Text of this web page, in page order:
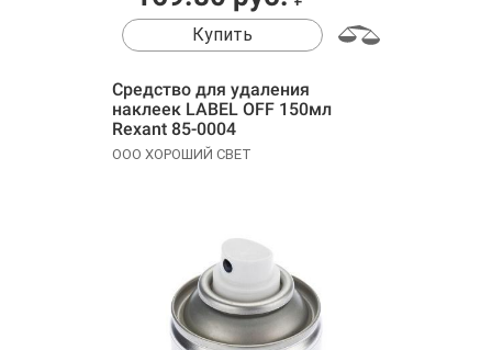
Купить
Средство для удаления
наклеек LABEL OFF 150мл
Rexant 85-0004
ООО ХОРОШИЙ СВЕТ